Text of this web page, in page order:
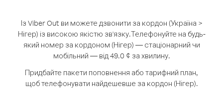
Із Viber Out ви можете дзвонити за кордон (Україна >
Нігер) із високою якістю зв'язку.Телефонуйте на будь-
який номер за кордоном (Нігер) — стаціонарний чи
мобільний — від 49.0 ¢ за хвилину.
Придбайте пакети поповнення або тарифний план,
щоб телефонувати найдешевше за кордон (Нігер).